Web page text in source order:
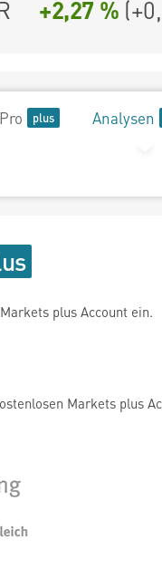
+2,27 % (
Analysen
plus Account ein.
Markets plus